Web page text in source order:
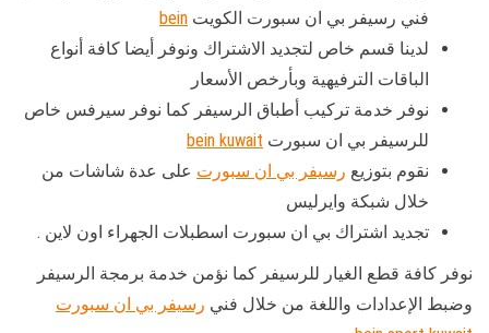
فني رسيفر بي ان سبورت الكويت bein
لدينا قسم خاص لتجديد الاشتراك ونوفر أيضا كافة أنواع
الباقات الترفيهية وبأرخص الأسعار
نوفر خدمة تركيب أطباق الرسيفر كما نوفر سيرفس خاص
للرسيفر بي ان سبورت bein kuwait
نقوم بتوزيع رسيفر بي ان سبورت على عدة شاشات من
خلال شبكة وايرليس
تجديد اشتراك بي ان سبورت اسطبلات الجهراء اون لاين .
نوفر كافة قطع الغيار للرسيفر كما نؤمن خدمة برمجة الرسيفر
وضبط الإعدادات واللغة من خلال فني رسيفر بي ان سبورت